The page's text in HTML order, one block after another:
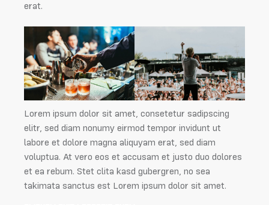
erat.
Lorem ipsum dolor sit amet, consetetur sadipscing
elitr, sed diam nonumy eirmod tempor invidunt ut
labore et dolore magna aliquyam erat, sed diam
voluptua. At vero eos et accusam et justo duo dolores
et ea rebum. Stet clita kasd gubergren, no sea
takimata sanctus est Lorem ipsum dolor sit amet.